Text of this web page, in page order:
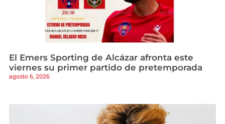
El Emers Sporting de Alcázar afronta este
viernes su primer partido de pretemporada
agosto 6, 2026